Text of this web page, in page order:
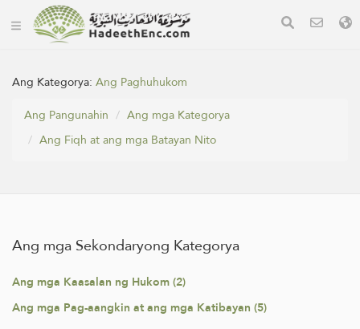
Ang Kategorya:Ang Paghuhukom
Ang Pangunahin
Ang mga Kategorya
Ang Fiqh at ang mga Batayan Nito
Ang mga Sekondaryong Kategorya
Ang mga Kaasalan ng Hukom (2)
Ang mga Pag-aangkin at ang mga Katibayan (5)